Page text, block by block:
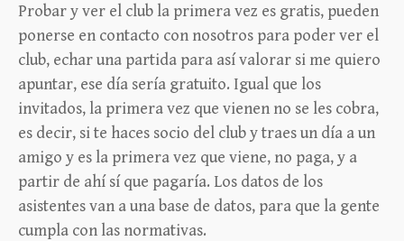
Probar y ver el club la primera vez es gratis, pueden
ponerse en contacto con nosotros para poder ver el
club, echar una partida para así valorar si me quiero
apuntar, ese día sería gratuito. Igual que los
invitados, la primera vez que vienen no se les cobra,
es decir, si te haces socio del club y traes un día a un
amigo y es la primera vez que viene, no paga, y a
partir de ahí sí que pagaría. Los datos de los
asistentes van a una base de datos, para que la gente
cumpla con las normativas.